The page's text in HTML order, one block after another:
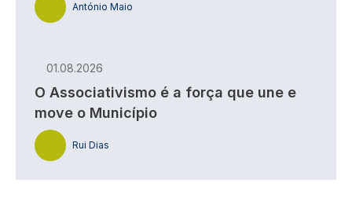
António Maio
01.08.2026
O Associativismo é a força que une e
move o Município
Rui Dias